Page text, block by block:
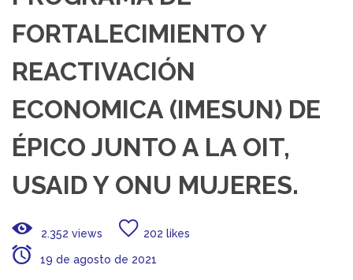
FORTALECIMIENTO Y
REACTIVACIÓN
ECONOMICA (IMESUN) DE
ÉPICO JUNTO A LA OIT,
USAID Y ONU MUJERES.
2.352 views 202 likes
19 de agosto de 2021